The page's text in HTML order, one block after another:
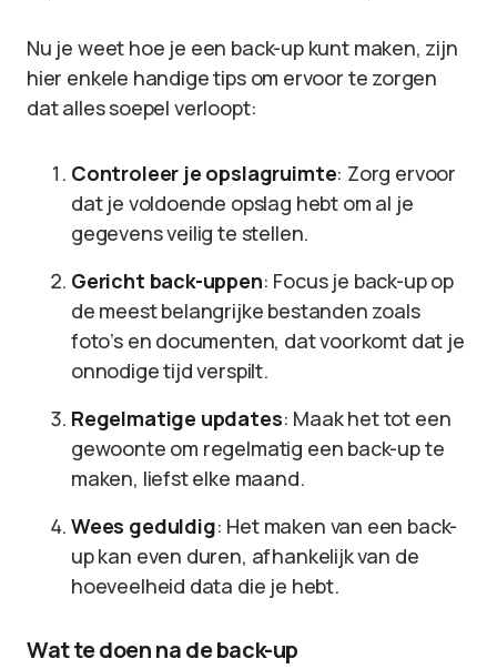
Nu je weet hoe je een back-up kunt maken, zijn
hier enkele handige tips om ervoor te zorgen
dat alles soepel verloopt:
Controleer je opslagruimte: Zorg ervoor
dat je voldoende opslag hebt om al je
gegevens veilig te stellen.
Gericht back-uppen: Focus je back-up op
de meest belangrijke bestanden zoals
foto’s en documenten, dat voorkomt dat je
onnodige tijd verspilt.
Regelmatige updates: Maak het tot een
gewoonte om regelmatig een back-up te
maken, liefst elke maand.
Wees geduldig: Het maken van een back-
up kan even duren, afhankelijk van de
hoeveelheid data die je hebt.
Wat te doen na de back-up